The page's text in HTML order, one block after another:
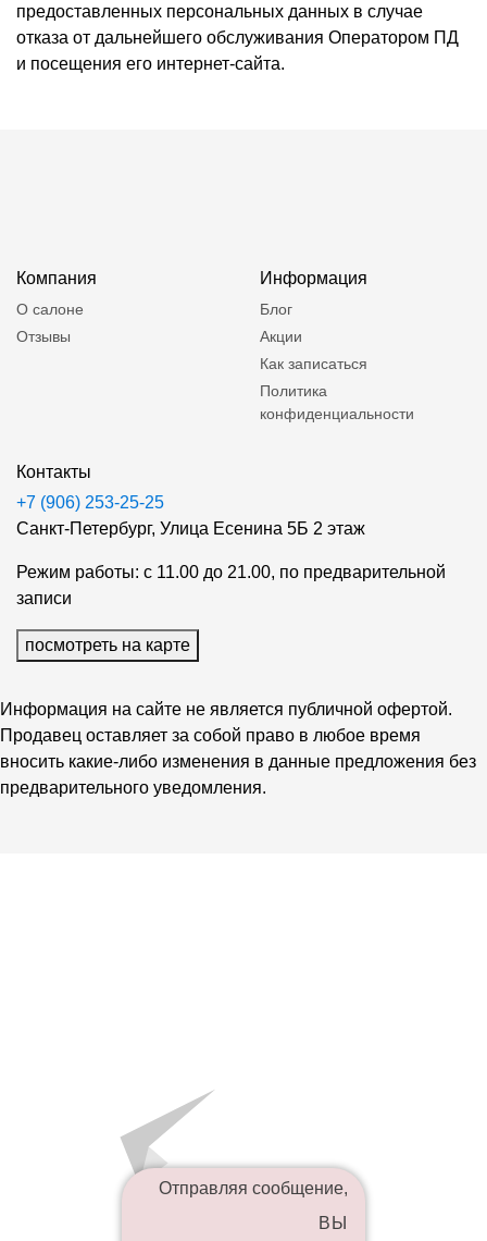
Отправляя сообщение,
ВЫ
предоставленных персональных данных в случае
отказа от дальнейшего обслуживания Оператором ПД
и посещения его интернет-сайта.
Компания
О салоне
Отзывы
Информация
Блог
Акции
Как записаться
Политика
конфиденциальности
Контакты
+7 (906) 253-25-25
Санкт-Петербург, Улица Есенина 5Б 2 этаж
Режим работы: с 11.00 до 21.00, по предварительной
записи
посмотреть на карте
Информация на сайте не является публичной офертой.
Продавец оставляет за собой право в любое время
вносить какие-либо изменения в данные предложения без
предварительного уведомления.